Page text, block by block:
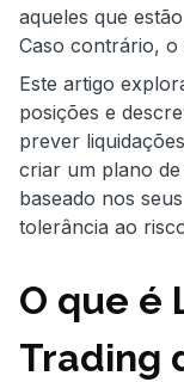
aqueles que
Caso contrário, o
Este artigo
posições e
prever
criar um plano
baseado nos
tolerância ao
O que é
Trading